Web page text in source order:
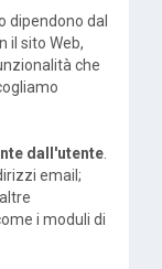
dipendono dal
il sito Web,
che
dall'utente
email;
i moduli di